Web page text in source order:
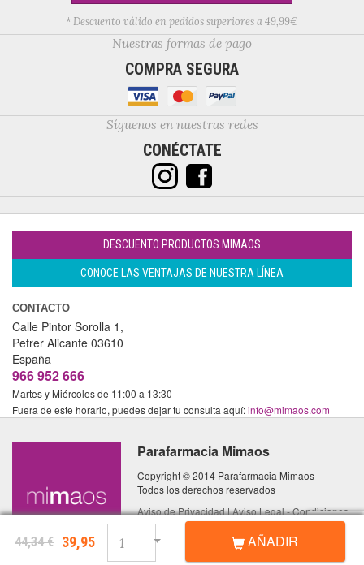
44,34 € 39,95 AÑADIR
* Descuento válido en pedidos superiores a 49,99€
Nuestras formas de pago
COMPRA SEGURA
Síguenos en nuestras redes
CONÉCTATE
DESCUENTO PRODUCTOS MIMAOS
CONOCE LAS VENTAJAS DE NUESTRA LÍNEA
CONTACTO
Calle Pintor Sorolla 1,
Petrer Alicante 03610
España
966 952 666
Martes y Miércoles de 11:00 a 13:30
Fuera de este horario, puedes dejar tu consulta aquí:info@mimaos.com
Parafarmacia Mimaos
Copyright © 2014 Parafarmacia Mimaos |
Todos los derechos reservados
Aviso de Privacidad|Aviso Legal - Condiciones
de Uso
Política de Cookies